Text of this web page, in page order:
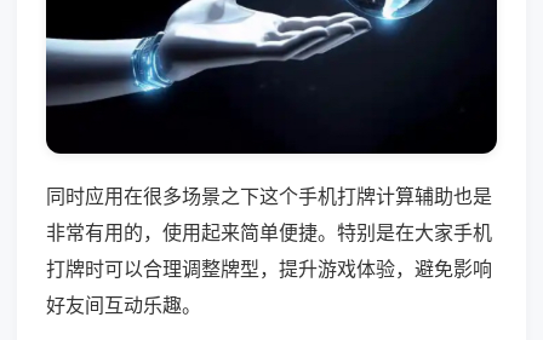
同时应用在很多场景之下这个手机打牌计算辅助也是
非常有用的，使用起来简单便捷。特别是在大家手机
打牌时可以合理调整牌型，提升游戏体验，避免影响
好友间互动乐趣。